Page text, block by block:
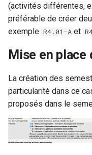
(activités différentes,
préférable de créer
exemple R4.01-A et
Mise en
La création des
particularité dans ce
proposés dans le